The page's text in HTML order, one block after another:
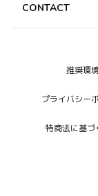
CONTACT
推奨環
プライバシー
特商法に基づ